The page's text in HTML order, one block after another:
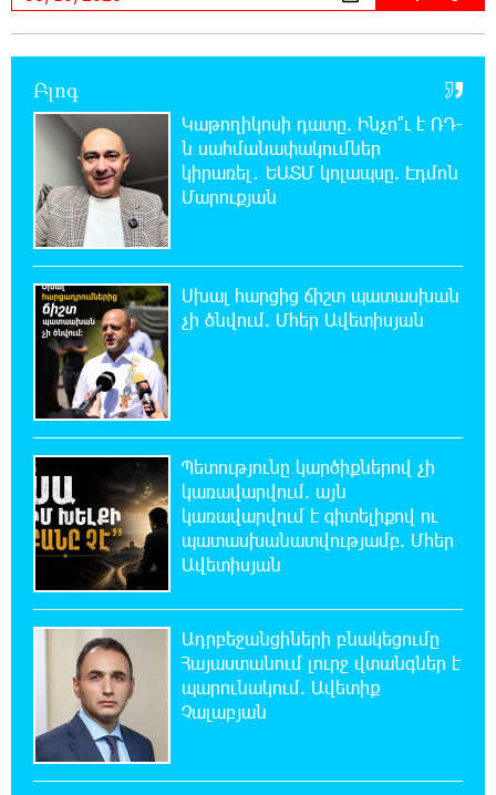
կամրջի տակ հայտնաբերվել է տղամարդու
մարմին
22:43:21 8-08-2026
Ադրբեջանի Սարով գյուղում տանը 18-ամյա
աղջկա դի է հայտնաբերվել
22:25:11 8-08-2026
Հայհիդրոմետի տնօրենը գրել է
22:07:09 8-08-2026
Արտակարգ դեպք՝ Երևանում․ կոտրել են
շենքի պատուհաններն ու դռները
21:48:41 8-08-2026
Ալիևն ու Թրամփը հեռախոսազրույց են
ունեցել
21:29:45 8-08-2026
«Ինտեր»-ը հաղթեց «Յուվենտուս»-ին
21:10:46 8-08-2026
Քրեական վարույթի շրջանակում անձի
անձնական և ընտանեկան կյանքին առնչվող
Բլոգ
Կաթողիկոսի դատը. Ինչո՞ւ է ՌԴ-
ն սահմանափակումներ
կիրառել․ ԵԱՏՄ կոլապսը. Էդմոն
Մարուքյան
Սխալ հարցից ճիշտ պատասխան
չի ծնվում. Մհեր Ավետիսյան
Պետությունը կարծիքներով չի
կառավարվում. այն
կառավարվում է գիտելիքով ու
պատասխանատվությամբ. Մհեր
Ավետիսյան
Ադրբեջանցիների բնակեցումը
Հայաստանում լուրջ վտանգներ է
պարունակում. Ավետիք
Չալաբյան